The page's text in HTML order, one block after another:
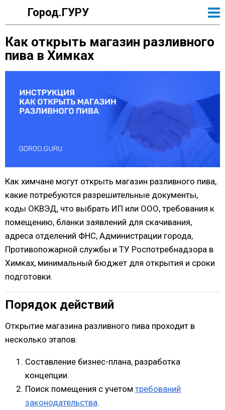
Город.ГУРУ
Как открыть магазин разливного
пива в Химках
Как химчане могут открыть магазин разливного пива,
какие потребуются разрешительные документы,
коды ОКВЭД, что выбрать ИП или ООО, требования к
помещению, бланки заявлений для скачивания,
адреса отделений ФНС, Администрации города,
Противопожарной службы и ТУ Роспотребнадзора в
Химках, минимальный бюджет для открытия и сроки
подготовки.
Порядок действий
Открытие магазина разливного пива проходит в
несколько этапов:
Составление бизнес-плана, разработка
концепции.
Поиск помещения с учетом требований
законодательства.